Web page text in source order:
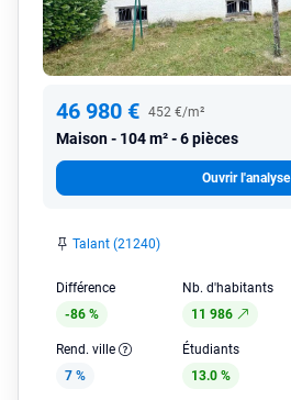
46 980 € 452 €/m²
Maison 104 m² - 6 pièces
Ouvrir l'analyse
Talant (21240)
Différence
-86 %
Nb. d'habitants
11 986
Rend. ville
7 %
Étudiants
13.0 %